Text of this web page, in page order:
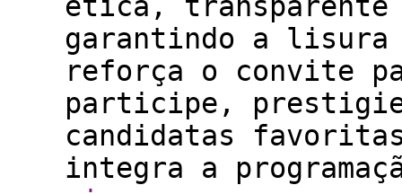
garantindo a lisura
reforça o convite
participe,
candidatas favoritas
integra a